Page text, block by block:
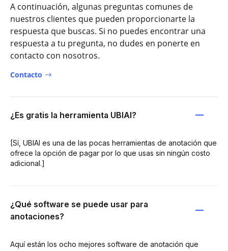
A continuación, algunas preguntas comunes de
nuestros clientes que pueden proporcionarte la
respuesta que buscas. Si no puedes encontrar una
respuesta a tu pregunta, no dudes en ponerte en
contacto con nosotros.
Contacto
¿Es gratis la herramienta UBIAI?
[Sí, UBIAI es una de las pocas herramientas de anotación que
ofrece la opción de pagar por lo que usas sin ningún costo
adicional.]
¿Qué software se puede usar para
anotaciones?
Aquí están los ocho mejores software de anotación que